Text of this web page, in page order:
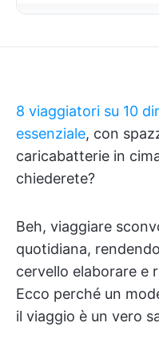
8 viaggiatori su 10
essenziale, con
caricabatterie in
chiederete?
Beh, viaggiare
quotidiana,
cervello elaborare e
Ecco perché un
il viaggio è un vero